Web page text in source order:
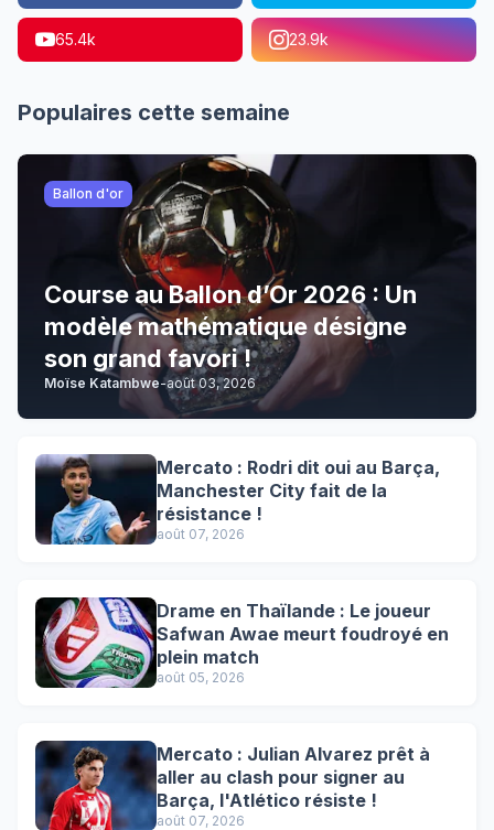
65.4k 23.9k
Populaires cette semaine
Ballon d'or
Course au Ballon d’Or 2026 : Un
modèle mathématique désigne
son grand favori !
Moïse Katambwe-août 03, 2026
Mercato : Rodri dit oui au Barça,
Manchester City fait de la
résistance !
août 07, 2026
Drame en Thaïlande : Le joueur
Safwan Awae meurt foudroyé en
plein match
août 05, 2026
Mercato : Julian Alvarez prêt à
aller au clash pour signer au
Barça, l'Atlético résiste !
août 07, 2026